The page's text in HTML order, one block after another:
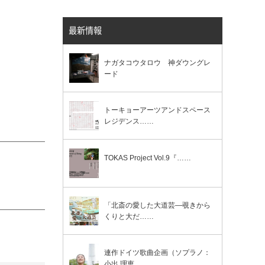
最新情報
ナガタコウタロウ 神ダウングレ
ード
トーキョーアーツアンドスペース
レジデンス……
TOKAS Project Vol.9『……
「北斎の愛した大道芸―覗きから
くりと大だ……
連作ドイツ歌曲企画（ソプラノ：